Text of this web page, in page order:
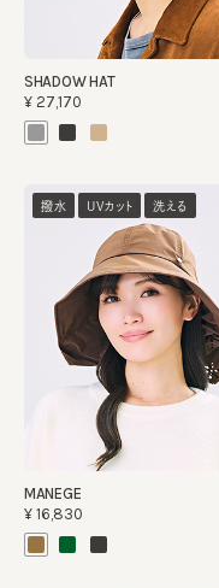
SHADOW HAT
¥27,170
撥水 UVカット 洗える
MANEGE
¥16,830